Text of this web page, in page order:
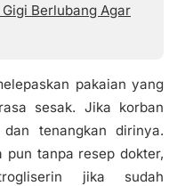
Berlubang Agar
pakaian yang
sesak. Jika korban
tenangkan dirinya.
pun tanpa resep dokter,
jika sudah